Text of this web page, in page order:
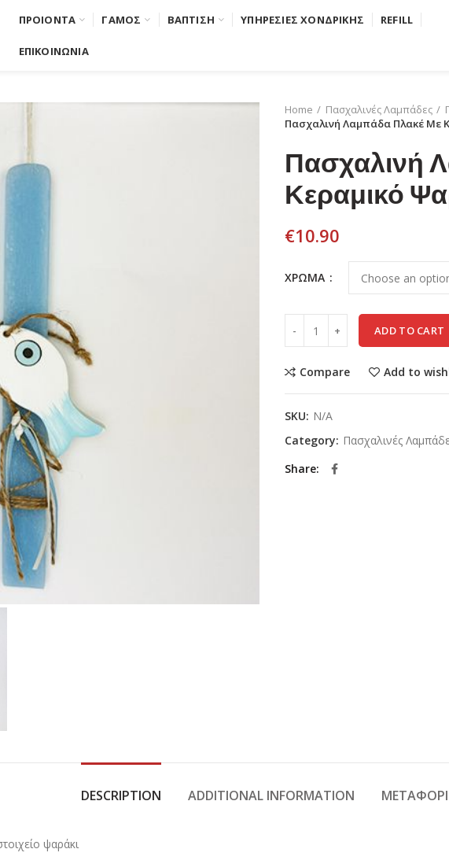
ΠΡΟΙΟΝΤΑ ΓΑΜΟΣ ΒΑΠΤΙΣΗ ΥΠΗΡΕΣΙΕΣ ΧΟΝΔΡΙΚΗΣ REFILL
ΕΠΙΚΟΙΝΩΝΙΑ
Home Πασχαλινές Λαμπάδες
Πασχαλινή Λαμπάδα Πλακέ Με
Πασχαλινή
Κεραμικό
€10.90
ΧΡΩΜΑ
ADD TO CART
Compare Add to
SKU: N/A
Category: Πασχαλινές
Share
DESCRIPTION ADDITIONAL INFORMATION
ψαράκι